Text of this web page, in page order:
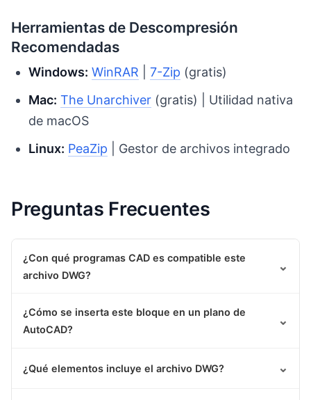
Herramientas de Descompresión
Recomendadas
Windows: WinRAR |7-Zip (gratis)
Mac: The Unarchiver (gratis) | Utilidad nativa
de macOS
Linux: PeaZip | Gestor de archivos integrado
Preguntas Frecuentes
¿Con qué programas CAD es compatible este
archivo DWG?
⌄
¿Cómo se inserta este bloque en un plano de
AutoCAD?
⌄
¿Qué elementos incluye el archivo DWG? ⌄